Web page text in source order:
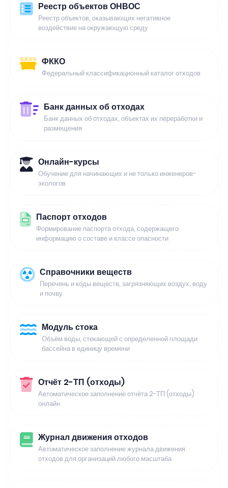
Реестр объектов ОНВОС
Реестр объектов, оказывающих негативное
воздействие на окружающую среду
ФККО
Федеральный классификационный каталог отходов
Банк данных об отходах
Банк данных об отходах, объектах их переработки и
размещения
Онлайн-курсы
Обучение для начинающих и не только инженеров-
экологов
Паспорт отходов
Формирование паспорта отхода, содержащего
информацию о составе и классе опасности
Справочники веществ
Перечень и коды веществ, загрязняющих воздух, воду
и почву
Модуль стока
Объём воды, стекающей с определенной площади
бассейна в единицу времени
Отчёт 2-ТП (отходы)
Автоматическое заполнение отчёта 2-ТП (отходы)
онлайн
Журнал движения отходов
Автоматическое заполнение журнала движения
отходов для организаций любого масштаба